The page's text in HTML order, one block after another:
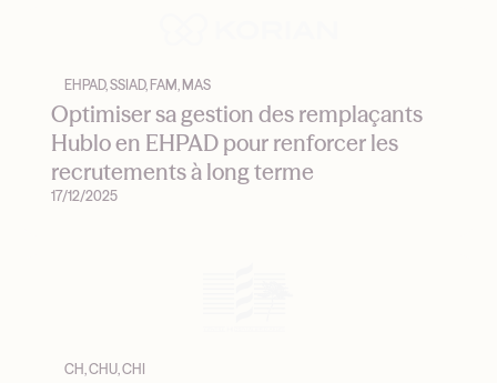
EHPAD, SSIAD, FAM, MAS
Optimiser sa gestion des remplaçants
Hublo en EHPAD pour renforcer les
recrutements à long terme
17/12/2025
CH, CHU, CHI